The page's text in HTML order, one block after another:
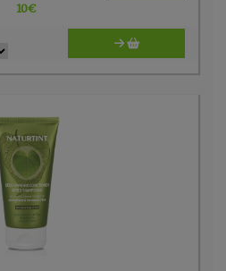
10€